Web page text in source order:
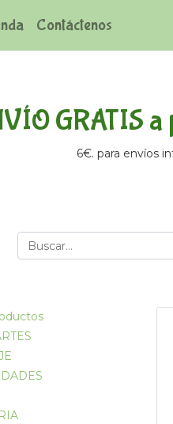
Contáctenos
GRATIS
6€. para envíos